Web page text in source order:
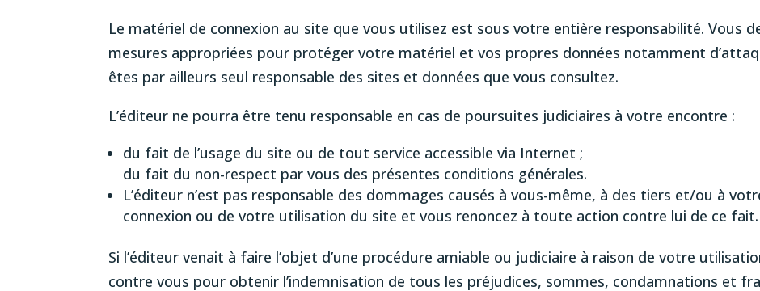
Le matériel de connexion au site que vous utilisez est sous votre entière responsabilité. Vous
mesures appropriées pour protéger votre matériel et vos propres données notamment
êtes par ailleurs seul responsable des sites et données que vous consultez.
L’éditeur ne pourra être tenu responsable en cas de poursuites judiciaires à votre encontre :
du fait de l’usage du site ou de tout service accessible via Internet ;
du fait du non-respect par vous des présentes conditions générales.
L’éditeur n’est pas responsable des dommages causés à vous-même, à des tiers et/ou à
connexion ou de votre utilisation du site et vous renoncez à toute action contre lui de ce fait.
Si l’éditeur venait à faire l’objet d’une procédure amiable ou judiciaire à raison de votre
contre vous pour obtenir l’indemnisation de tous les préjudices, sommes, condamnations et